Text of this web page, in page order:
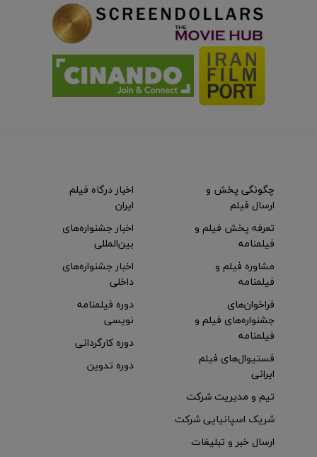
چگونگی پخش و
ارسال فیلم
تعرفه پخش فیلم و
فیلمنامه
مشاوره فیلم و
فیلمنامه
اخبار درگاه فیلم
ایران
اخبار جشنواره‌های
بین‌المللی
اخبار جشنواره‌های
داخلی
فراخوان‌های
جشنواره‌های فیلم و
فیلمنامه
فستیوال‌های فیلم
ایرانی
دوره فیلمنامه
نویسی
دوره کارگردانی
دوره تدوین
تیم و مدیریت شرکت
شریک اسپانیایی شرکت
ارسال خبر و تبلیغات